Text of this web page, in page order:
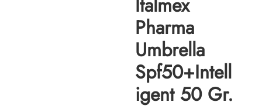
Italmex
Pharma
Umbrella
Spf50+Intell
igent 50 Gr.